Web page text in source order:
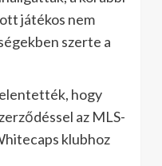
játékos nem
szerte a
hogy
az MLS-
klubhoz